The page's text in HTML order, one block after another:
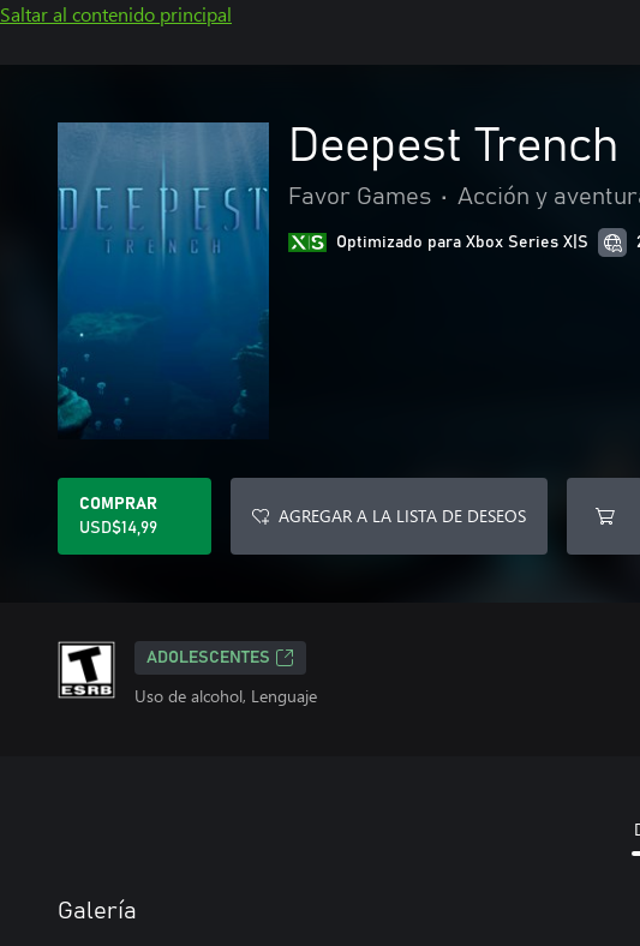
Saltar al contenido principal
Deepest Trench
Favor Games • Acción y
Optimizado para Xbox Series X|S
COMPRAR
USD$14,99
AGREGAR A LA LISTA DE DESEOS
ADOLESCENTES
Uso de alcohol, Lenguaje
Galería